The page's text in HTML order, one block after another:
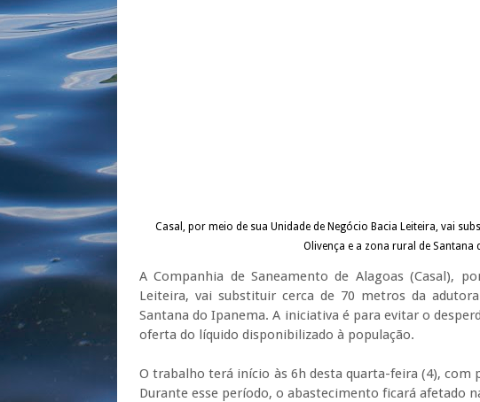
Casal, por meio de sua Unidade de Negócio Bacia Leiteira, vai
Olivença e a zona rural de Santana
A Companhia de Saneamento de Alagoas (Casal),
Leiteira, vai substituir cerca de 70 metros da
Santana do Ipanema. A iniciativa é para evitar o
oferta do líquido disponibilizado à população.
O trabalho terá início às 6h desta quarta-feira (4), com
Durante esse período, o abastecimento ficará afetado